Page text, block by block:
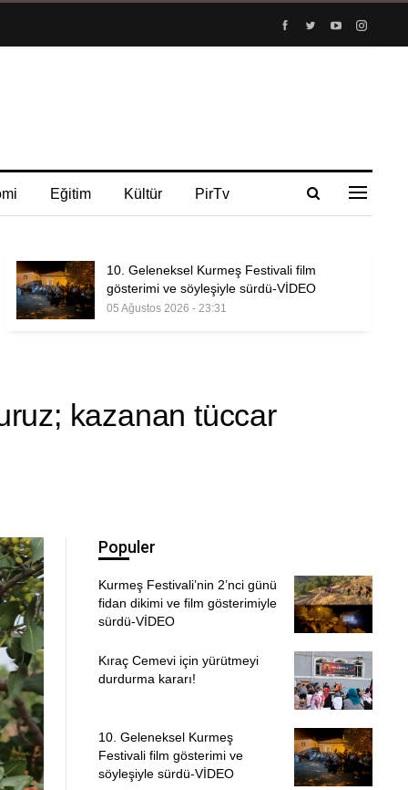
Eğitim Kültür PirTv
10. Geleneksel Kurmeş Festivali film
gösterimi ve söyleşiyle sürdü-VİDEO
05 Ağustos 2026 - 23:31
kazanan tüccar
Populer
Kurmeş Festivali’nin 2’nci günü
fidan dikimi ve film gösterimiyle
sürdü-VİDEO
Kıraç Cemevi için yürütmeyi
durdurma kararı!
10. Geleneksel Kurmeş
Festivali film gösterimi ve
söyleşiyle sürdü-VİDEO